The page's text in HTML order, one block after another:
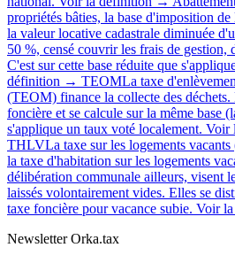
propriétés bâties, la base d'imposition de
la valeur locative cadastrale diminuée
50 %, censé couvrir les frais de gestion,
C'est sur cette base réduite que
définition → TEOMLa taxe
(TEOM) finance la collecte des
foncière et se calcule sur la même base
s'applique un taux voté localement. Voir
THLVLa taxe sur les logements
la taxe d'habitation sur les logements
délibération communale ailleurs, visent
laissés volontairement vides. Elles se
taxe foncière pour vacance subie. Voir
Newsletter Orka.tax